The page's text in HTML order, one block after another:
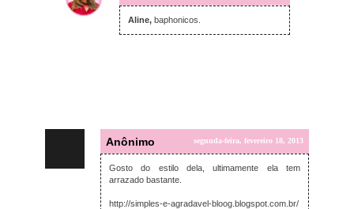
segunda-feira, fevereiro 18, 2013
Aline, baphonicos.
Anônimo segunda-feira, fevereiro 18, 2013
Gosto do estilo dela, ultimamente ela tem
arrazado bastante.
http://simples-e-agradavel-bloog.blogspot.com.br/